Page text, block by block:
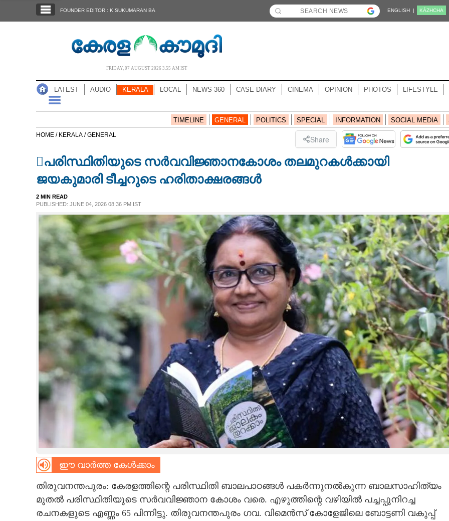
NOTIFIED NEWS
NEWS 360
CASE DIARY
SPIRITUAL
CARTOONS
FOUNDER EDITOR : K SUKUMARAN BA ENGLISH | KĀZHCHA
FRIDAY, 07 AUGUST 2026 3.55 AM IST
LATEST AUDIO KERALA LOCAL NEWS 360 CASE DIARY CINEMA OPINION PHOTOS LIFESTYLE
TIMELINE GENERAL POLITICS SPECIAL INFORMATION SOCIAL MEDIA
HOME / KERALA /GENERAL Share
പരിസ്ഥിതിയുടെ സർവവിജ്ഞാനകോശം തലമുറകൾക്കായി
ജയകുമാരി ടീച്ചറുടെ ഹരിതാക്ഷരങ്ങൾ
2 MIN READ
PUBLISHED: JUNE 04, 2026 08:36 PM IST
ഈ വാർത്ത കേൾക്കാം
തിരുവനന്തപുരം: കേരളത്തിന്റെ പരിസ്ഥിതി ബാലപാഠങ്ങൾ പകർന്നുനൽകുന്ന ബാലസാഹിത്യം
മുതൽ പരിസ്ഥിതിയുടെ സർവവിജ്ഞാന കോശം വരെ. എഴുത്തിന്റെ വഴിയിൽ പച്ചപ്പുനിറച്ച
രചനകളുടെ എണ്ണം 65 പിന്നിട്ടു. തിരുവനന്തപുരം ഗവ. വിമെൻസ് കോളേജിലെ ബോട്ടണി വകുപ്പ്